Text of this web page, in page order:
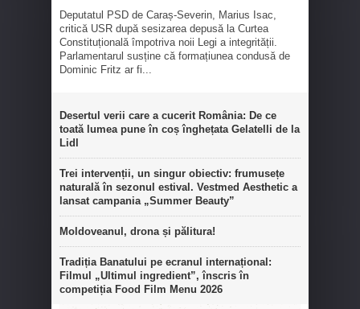
Deputatul PSD de Caraș-Severin, Marius Isac,
critică USR după sesizarea depusă la Curtea
Constituțională împotriva noii Legi a integrității.
Parlamentarul susține că formațiunea condusă de
Dominic Fritz ar fi...
Desertul verii care a cucerit România: De ce
toată lumea pune în coș înghețata Gelatelli de la
Lidl
Trei intervenții, un singur obiectiv: frumusețe
naturală în sezonul estival. Vestmed Aesthetic a
lansat campania „Summer Beauty”
Moldoveanul, drona și pălitura!
Tradiția Banatului pe ecranul internațional:
Filmul „Ultimul ingredient”, înscris în
competiția Food Film Menu 2026